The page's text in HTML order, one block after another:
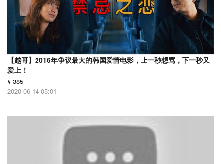
【越哥】2016年争议最大的韩国爱情电影，上一秒想骂，下一秒又
爱上！
# 385
2020-06-14 05:01